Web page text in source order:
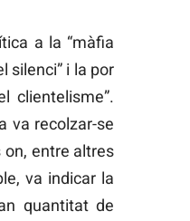
a la “màfia
silenci” i la por
clientelisme”.
va recolzar-se
on, entre altres
va indicar la
quantitat de